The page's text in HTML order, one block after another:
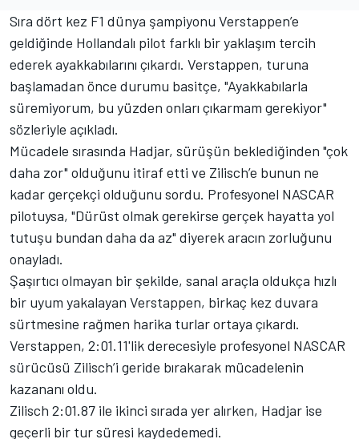
Sıra dört kez F1 dünya şampiyonu Verstappen’e
geldiğinde Hollandalı pilot farklı bir yaklaşım tercih
ederek ayakkabılarını çıkardı. Verstappen, turuna
başlamadan önce durumu basitçe, "Ayakkabılarla
süremiyorum, bu yüzden onları çıkarmam gerekiyor"
sözleriyle açıkladı.
Mücadele sırasında Hadjar, sürüşün beklediğinden "çok
daha zor" olduğunu itiraf etti ve Zilisch’e bunun ne
kadar gerçekçi olduğunu sordu. Profesyonel NASCAR
pilotuysa, "Dürüst olmak gerekirse gerçek hayatta yol
tutuşu bundan daha da az" diyerek aracın zorluğunu
onayladı.
Şaşırtıcı olmayan bir şekilde, sanal araçla oldukça hızlı
bir uyum yakalayan Verstappen, birkaç kez duvara
sürtmesine rağmen harika turlar ortaya çıkardı.
Verstappen, 2:01.11'lik derecesiyle profesyonel NASCAR
sürücüsü Zilisch’i geride bırakarak mücadelenin
kazananı oldu.
Zilisch 2:01.87 ile ikinci sırada yer alırken, Hadjar ise
geçerli bir tur süresi kaydedemedi.